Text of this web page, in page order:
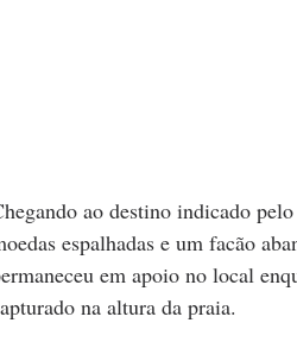
ao destino indicado
espalhadas e um facão
em apoio no local
na altura da praia.